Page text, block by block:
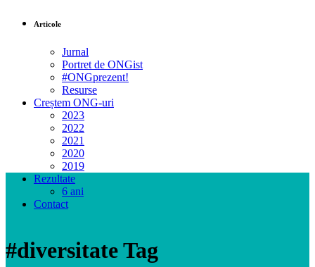
Articole
Jurnal
Portret de ONGist
#ONGprezent!
Resurse
Creștem ONG-uri
2023
2022
2021
2020
2019
Rezultate
6 ani
Contact
#diversitate Tag